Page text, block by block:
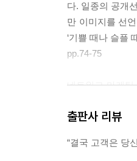
변칙기술 사
만들기, ⑦ 베끼
변칙 같은 꼼수
다. 일종의 공개
만 이미지를 선
‘기쁠 때나 슬플
pp.74-75
네트워크 마케
일이 나열하는
“오늘 삼치는 진
출판사 리뷰
“결국 고객은 당